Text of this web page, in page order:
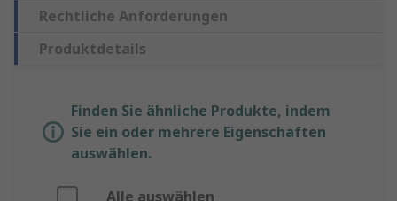
Rechtliche Anforderungen
Produktdetails
Finden Sie ähnliche Produkte, indem
Sie ein oder mehrere Eigenschaften
auswählen.
Alle auswählen